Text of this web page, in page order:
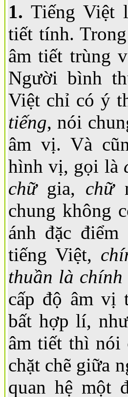
1. Tiếng Việt
tiết tính.
âm tiết trùng
Người bình
Việt chỉ có ý
tiếng, nói
âm vị. Và
hình vị, gọi là
chữgia, chữ
chung không
ánh đặc
tiếng Việt,
thuần là
cấp độ âm vị
bất hợp lí,
âm tiết thì nói
chặt chẽ giữa
quan hệ một